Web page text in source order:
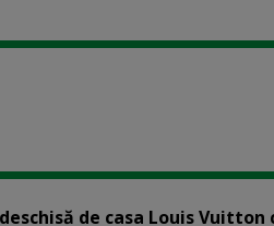
de casa Louis Vuitton